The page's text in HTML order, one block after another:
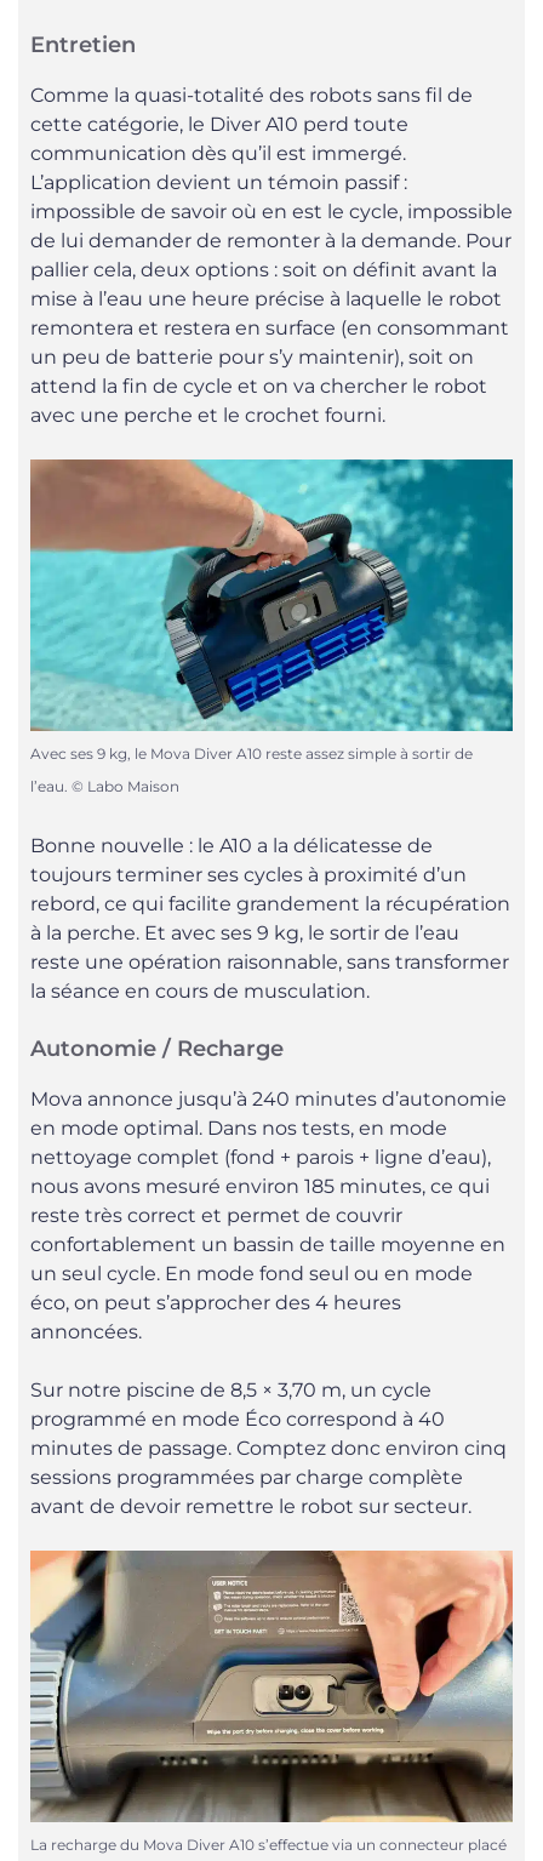
Entretien
Comme la quasi-totalité des robots sans fil de
cette catégorie, le Diver A10 perd toute
communication dès qu’il est immergé.
L’application devient un témoin passif :
impossible de savoir où en est le cycle, impossible
de lui demander de remonter à la demande. Pour
pallier cela, deux options : soit on définit avant la
mise à l’eau une heure précise à laquelle le robot
remontera et restera en surface (en consommant
un peu de batterie pour s’y maintenir), soit on
attend la fin de cycle et on va chercher le robot
avec une perche et le crochet fourni.
Avec ses 9 kg, le Mova Diver A10 reste assez simple à sortir de
l’eau. © Labo Maison
Bonne nouvelle : le A10 a la délicatesse de
toujours terminer ses cycles à proximité d’un
rebord, ce qui facilite grandement la récupération
à la perche. Et avec ses 9 kg, le sortir de l’eau
reste une opération raisonnable, sans transformer
la séance en cours de musculation.
Autonomie / Recharge
Mova annonce jusqu’à 240 minutes d’autonomie
en mode optimal. Dans nos tests, en mode
nettoyage complet (fond + parois + ligne d’eau),
nous avons mesuré environ 185 minutes, ce qui
reste très correct et permet de couvrir
confortablement un bassin de taille moyenne en
un seul cycle. En mode fond seul ou en mode
éco, on peut s’approcher des 4 heures
annoncées.
Sur notre piscine de 8,5 × 3,70 m, un cycle
programmé en mode Éco correspond à 40
minutes de passage. Comptez donc environ cinq
sessions programmées par charge complète
avant de devoir remettre le robot sur secteur.
La recharge du Mova Diver A10 s’effectue via un connecteur placé